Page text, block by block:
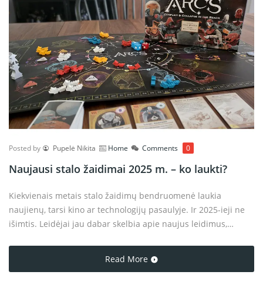
Posted by Pupelė Nikita Home Comments 0
Naujausi stalo žaidimai 2025 m. – ko laukti?
Kiekvienais metais stalo žaidimų bendruomenė laukia
naujienų, tarsi kino ar technologijų pasaulyje. Ir 2025-ieji ne
išimtis. Leidėjai jau dabar skelbia apie naujus leidimus,
verta sekti ir kas gali tapti naujaisiais favoritais šeimos ar
Read More